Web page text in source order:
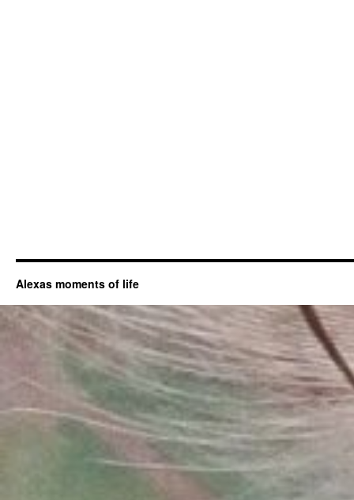
Alexas moments of life